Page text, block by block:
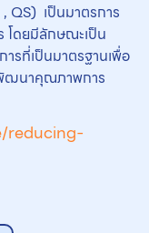
เป็นมาตรการ
โดยมีลักษณะเป็น
ารที่เป็นมาตรฐานเพื่อ
พัฒนาคุณภาพการ